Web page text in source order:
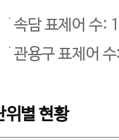
속담 표제어 수:
관용구 표제어
위별 현황